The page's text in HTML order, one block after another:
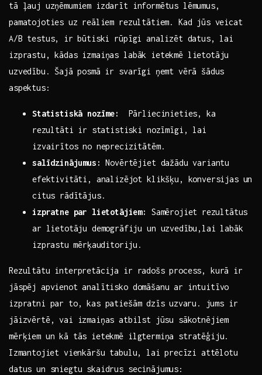
tā ļauj‍ uzņēmumiem izdarīt informētus lēmumus,
pamatojoties ⁣uz reāliem rezultātiem. Kad jūs veicat
A/B testus, ir ⁤būtiski rūpīgi ‌analizēt datus, lai
izprastu, ‍kādas izmaiņas labāk ietekmē lietotāju
‍uzvedību. Šajā⁤ posmā ir svarīgi ​ņemt vērā šādus
aspektus:
Statistiskā ​nozīme:
​ Pārliecinieties,⁤ ka
⁣rezultāti ir ​statistiski nozīmīgi, lai
‍izvairītos no neprecizitātēm.
salīdzinājumus: Novērtējiet dažādu variantu ​
efektivitāti, analizējot klikšķu, konversijas un
citus rādītājus.
izpratne par lietotājiem:
Samērojiet ⁢rezultātus
ar lietotāju demogrāfiju ‍un uzvedību,lai labāk
‍izprastu ⁤mērķauditoriju.
Rezultātu interpretācija ‍ir radošs process, kurā ir⁣
jāspēj apvienot analītisko domāšanu ar intuitīvo
izpratni par to, kas patiešām ⁣dzīs ⁢uzvaru.⁢ jums ⁤ir
jāizvērtē, vai izmaiņas atbilst ⁢jūsu sākotnējiem
mērķiem un kā tās ietekmē ilgtermiņa‍ stratēģiju.
⁤Izmantojiet vienkāršu tabulu,⁣ lai precīzi attēlotu ​
datus un​ sniegtu skaidrus secinājumus: